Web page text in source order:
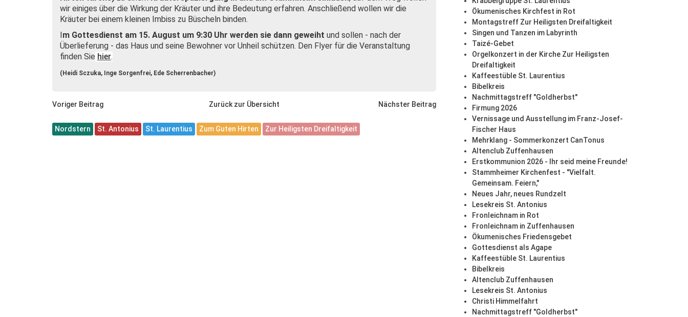
wir einiges über die Wirkung der Kräuter und ihre Bedeutung erfahren. Anschließend wollen wir die
Kräuter bei einem kleinen Imbiss zu Büscheln binden.
Im Gottesdienst am 15. August um 9:30 Uhr werden sie dann geweiht und sollen - nach der
Überlieferung - das Haus und seine Bewohner vor Unheil schützen. Den Flyer für die Veranstaltung
finden Sie hier.
(Heidi Sczuka, Inge Sorgenfrei, Ede Scherrenbacher)
Voriger Beitrag Zurück zur Übersicht Nächster Beitrag
Nordstern St. Antonius St. Laurentius Zum Guten Hirten Zur Heiligsten Dreifaltigkeit
Ökumenisches Kirchfest in Rot
Montagstreff Zur Heiligsten Dreifaltigkeit
Singen und Tanzen im Labyrinth
Taizé-Gebet
Orgelkonzert in der Kirche Zur Heiligsten
Dreifaltigkeit
Kaffeestüble St. Laurentius
Bibelkreis
Nachmittagstreff "Goldherbst"
Firmung 2026
Vernissage und Ausstellung im Franz-Josef-
Fischer Haus
Mehrklang - Sommerkonzert CanTonus
Altenclub Zuffenhausen
Erstkommunion 2026 - Ihr seid meine Freunde!
Stammheimer Kirchenfest - "Vielfalt.
Gemeinsam. Feiern,"
Neues Jahr, neues Rundzelt
Lesekreis St. Antonius
Fronleichnam in Rot
Fronleichnam in Zuffenhausen
Ökumenisches Friedensgebet
Gottesdienst als Agape
Kaffeestüble St. Laurentius
Bibelkreis
Altenclub Zuffenhausen
Lesekreis St. Antonius
Christi Himmelfahrt
Nachmittagstreff "Goldherbst"